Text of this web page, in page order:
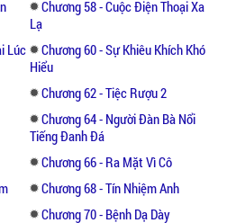
vợ chồng!” Người đàn
sau đó tung mình đem
đêm kiều diễm.
Cô gái cố nén đau xót
phòng đem hiệp nghị
mắt hạnh trợn tròn, cả
anh là gian thần!”
viết: Sinh hoạt vợ
Chương 58 - Cuộc Điện Thoại Xa
Lạ
Lúc
Chương 60 - Sự Khiêu Khích Khó
Hiểu
Chương 62 - Tiệc Rượu 2
Chương 64 - Người Đàn Bà Nổi
Tiếng Đanh Đá
Chương 66 - Ra Mặt Vì Cô
Chương 68 - Tín Nhiệm Anh
Chương 70 - Bệnh Dạ Dày